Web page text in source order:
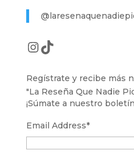
Instagram
TikTok
Regístrate y recibe más
"La Reseña Que Nadie
¡Súmate a nuestro
Email Address*